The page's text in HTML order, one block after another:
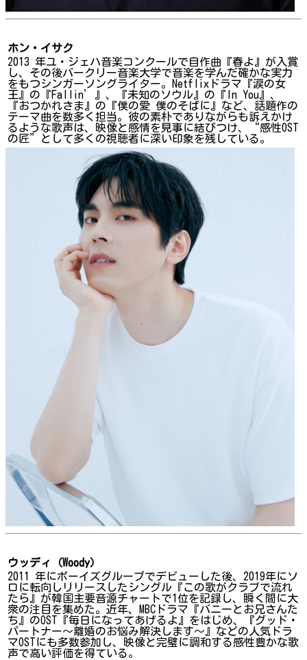
ホン・イサク
2013 年ユ・ジェハ音楽コンクールで自作曲『春よ』が入賞
し、その後バークリー音楽大学で音楽を学んだ確かな実力
をもつシンガーソングライター。Netflixドラマ『涙の女
王』の『Fallin’』、『未知のソウル』の『In You』、
『おつかれさま』の『僕の愛 僕のそばに』など、話題作の
テーマ曲を数多く担当。彼の素朴でありながらも訴えかけ
るような歌声は、映像と感情を見事に結びつけ、“感性OST
の匠”として多くの視聴者に深い印象を残している。
ウッディ（Woody）
2011 年にボーイズグループでデビューした後、2019年にソ
ロに転向しリリースしたシングル『この歌がクラブで流れ
たら』が韓国主要音源チャートで1位を記録し、瞬く間に大
衆の注目を集めた。近年、MBCドラマ『バニーとお兄さんた
ち』のOST『毎日になってあげるよ』をはじめ、『グッド・
パートナー～離婚のお悩み解決します～』などの人気ドラ
マOSTにも多数参加し、映像と完璧に調和する感性豊かな歌
声で高い評価を得ている。